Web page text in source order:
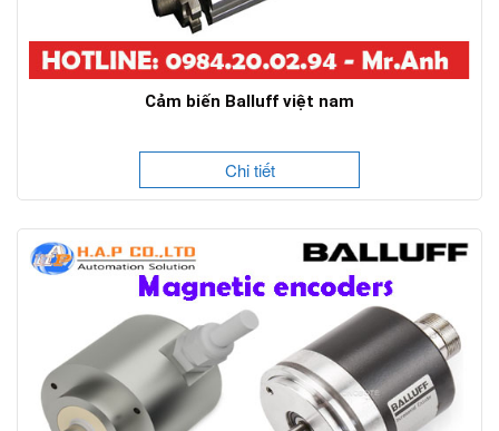
Cảm biến Balluff việt nam
Chi tiết